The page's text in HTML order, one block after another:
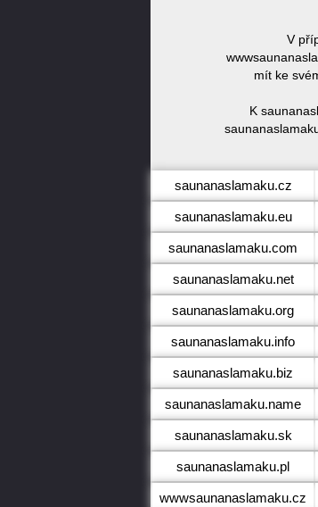
V
mít ke
K
saunanaslamaku.cz
saunanaslamaku.eu
saunanaslamaku.com
saunanaslamaku.net
saunanaslamaku.org
saunanaslamaku.info
saunanaslamaku.biz
saunanaslamaku.name
saunanaslamaku.sk
saunanaslamaku.pl
wwwsaunanaslamaku.cz